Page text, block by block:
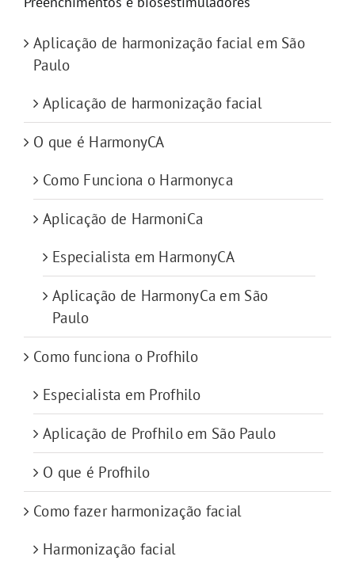
Aplicação de harmonização facial em São
Paulo
Aplicação de harmonização facial
O que é HarmonyCA
Como Funciona o Harmonyca
Aplicação de HarmoniCa
Especialista em HarmonyCA
Aplicação de HarmonyCa em São
Paulo
Como funciona o Profhilo
Especialista em Profhilo
Aplicação de Profhilo em São Paulo
O que é Profhilo
Como fazer harmonização facial
Harmonização facial